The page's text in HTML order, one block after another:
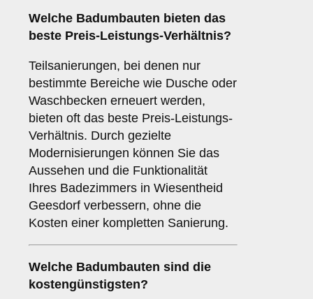
Welche Badumbauten bieten das
beste Preis-Leistungs-Verhältnis?
Teilsanierungen, bei denen nur
bestimmte Bereiche wie Dusche oder
Waschbecken erneuert werden,
bieten oft das beste Preis-Leistungs-
Verhältnis. Durch gezielte
Modernisierungen können Sie das
Aussehen und die Funktionalität
Ihres Badezimmers in Wiesentheid
Geesdorf verbessern, ohne die
Kosten einer kompletten Sanierung.
Welche Badumbauten sind die
kostengünstigsten?